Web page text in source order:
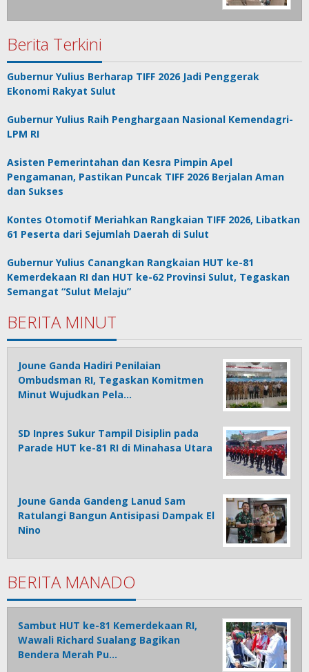
Berita Terkini
Gubernur Yulius Berharap TIFF 2026 Jadi Penggerak
Ekonomi Rakyat Sulut
Gubernur Yulius Raih Penghargaan Nasional Kemendagri-
LPM RI
Asisten Pemerintahan dan Kesra Pimpin Apel
Pengamanan, Pastikan Puncak TIFF 2026 Berjalan Aman
dan Sukses
Kontes Otomotif Meriahkan Rangkaian TIFF 2026, Libatkan
61 Peserta dari Sejumlah Daerah di Sulut
Gubernur Yulius Canangkan Rangkaian HUT ke-81
Kemerdekaan RI dan HUT ke-62 Provinsi Sulut, Tegaskan
Semangat “Sulut Melaju”
BERITA MINUT
Joune Ganda Hadiri Penilaian
Ombudsman RI, Tegaskan Komitmen
Minut Wujudkan Pela…
SD Inpres Sukur Tampil Disiplin pada
Parade HUT ke-81 RI di Minahasa Utara
Joune Ganda Gandeng Lanud Sam
Ratulangi Bangun Antisipasi Dampak El
Nino
BERITA MANADO
Sambut HUT ke-81 Kemerdekaan RI,
Wawali Richard Sualang Bagikan
Bendera Merah Pu…